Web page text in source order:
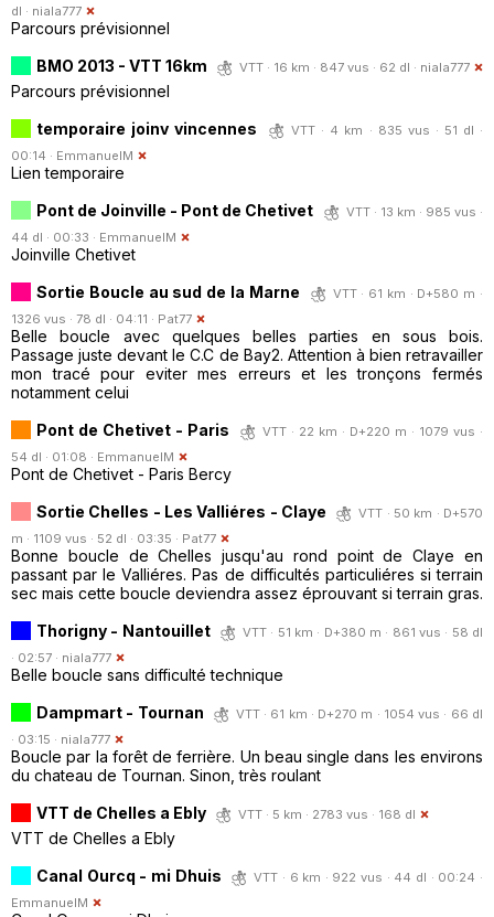
dl · niala777
Parcours prévisionnel
BMO 2013 - VTT 16km
VTT · 16 km · 847 vus · 62 dl · niala777
Parcours prévisionnel
temporaire joinv vincennes
VTT · 4 km · 835 vus · 51 dl ·
00:14 · EmmanuelM
Lien temporaire
Pont de Joinville - Pont de Chetivet
VTT · 13 km · 985 vus ·
44 dl · 00:33 · EmmanuelM
Joinville Chetivet
Sortie Boucle au sud de la Marne
VTT · 61 km · D+580 m ·
1326 vus · 78 dl · 04:11 · Pat77
Belle boucle avec quelques belles parties en sous bois.
Passage juste devant le C.C de Bay2. Attention à bien retravailler
mon tracé pour eviter mes erreurs et les tronçons fermés
notamment celui
Pont de Chetivet - Paris
VTT · 22 km · D+220 m · 1079 vus ·
54 dl · 01:08 · EmmanuelM
Pont de Chetivet - Paris Bercy
Sortie Chelles - Les Valliéres - Claye
VTT · 50 km · D+570
m · 1109 vus · 52 dl · 03:35 · Pat77
Bonne boucle de Chelles jusqu'au rond point de Claye en
passant par le Valliéres. Pas de difficultés particuliéres si terrain
sec mais cette boucle deviendra assez éprouvant si terrain gras.
Thorigny - Nantouillet
VTT · 51 km · D+380 m · 861 vus · 58 dl
· 02:57 · niala777
Belle boucle sans difficulté technique
Dampmart - Tournan
VTT · 61 km · D+270 m · 1054 vus · 66 dl
· 03:15 · niala777
Boucle par la forêt de ferrière. Un beau single dans les environs
du chateau de Tournan. Sinon, très roulant
VTT de Chelles a Ebly
VTT · 5 km · 2783 vus · 168 dl
VTT de Chelles a Ebly
Canal Ourcq - mi Dhuis
VTT · 6 km · 922 vus · 44 dl · 00:24 ·
EmmanuelM